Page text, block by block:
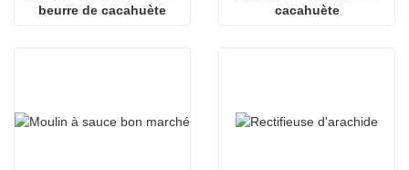
beurre de cacahuète
cacahuète